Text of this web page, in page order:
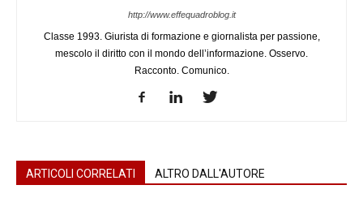
http://www.effequadroblog.it
Classe 1993. Giurista di formazione e giornalista per passione,
mescolo il diritto con il mondo dell’informazione. Osservo.
Racconto. Comunico.
ARTICOLI CORRELATI ALTRO DALL'AUTORE